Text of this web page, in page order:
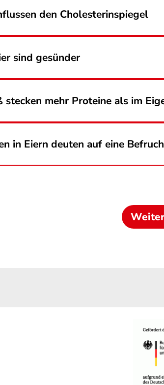
den Cholesterinspiegel
sind gesünder
stecken mehr Proteine als im
in Eiern deuten auf eine